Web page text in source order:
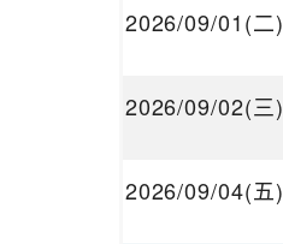
2026/09/01(二)
2026/09/02(三)
2026/09/04(五)